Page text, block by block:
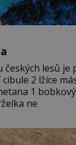
lesů je pravý
2 lžíce
1
ne